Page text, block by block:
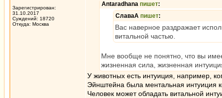
Зарегистрирован:
31.10.2017
Суждений: 18720
Откуда: Москва
Antaradhana пишет:
СлаваА пишет:
Вас наверное раздражает
витальной частью.
Мне вообще не понятно, что вы
жизненная сила, жизненная
У животных есть интуиция, например,
Эйнштейна была ментальная интуиция
Человек может обладать витальной